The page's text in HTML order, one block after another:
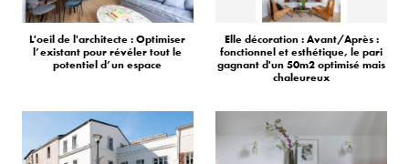
L'oeil de l'architecte : Optimiser
l’existant pour révéler tout le
potentiel d’un espace
Elle décoration : Avant/Après :
fonctionnel et esthétique, le pari
gagnant d'un 50m2 optimisé mais
chaleureux